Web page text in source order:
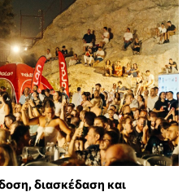
διασκέδαση και